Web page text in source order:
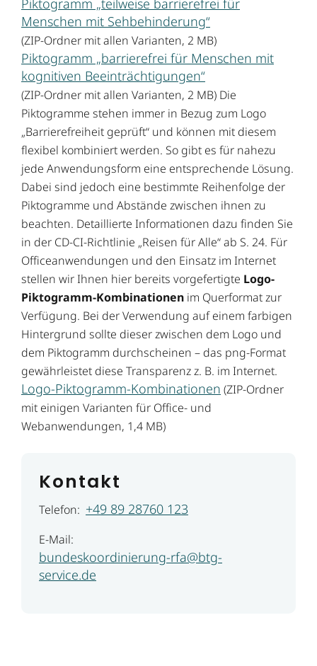
Piktogramm „teilweise barrierefrei für
Menschen mit Sehbehinderung“
(ZIP-Ordner mit allen Varianten, 2 MB)
Piktogramm „barrierefrei für Menschen mit
kognitiven Beeinträchtigungen“
(ZIP-Ordner mit allen Varianten, 2 MB) Die
Piktogramme stehen immer in Bezug zum Logo
„Barrierefreiheit geprüft“ und können mit diesem
flexibel kombiniert werden. So gibt es für nahezu
jede Anwendungsform eine entsprechende Lösung.
Dabei sind jedoch eine bestimmte Reihenfolge der
Piktogramme und Abstände zwischen ihnen zu
beachten. Detaillierte Informationen dazu finden Sie
in der CD-CI-Richtlinie „Reisen für Alle“ ab S. 24. Für
Officeanwendungen und den Einsatz im Internet
stellen wir Ihnen hier bereits vorgefertigte Logo-
Piktogramm-Kombinationen im Querformat zur
Verfügung. Bei der Verwendung auf einem farbigen
Hintergrund sollte dieser zwischen dem Logo und
dem Piktogramm durchscheinen – das png-Format
gewährleistet diese Transparenz z. B. im Internet.
Logo-Piktogramm-Kombinationen (ZIP-Ordner
mit einigen Varianten für Office- und
Webanwendungen, 1,4 MB)
Kontakt
Telefon: +49 89 28760 123
E-Mail:
bundeskoordinierung-rfa@btg-
service.de